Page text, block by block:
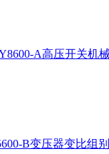
A高压开关机
B变压器变比组